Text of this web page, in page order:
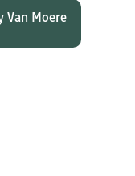
Van Moere